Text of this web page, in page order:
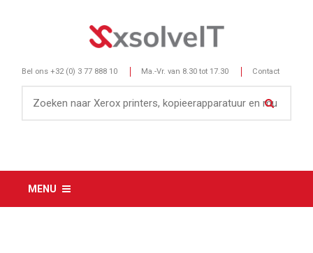
Bel ons +32 (0) 3 77 888 10 Ma.-Vr. van 8.30 tot 17.30 Contact
MENU